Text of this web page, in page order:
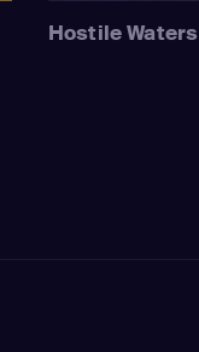
Hostile Waters